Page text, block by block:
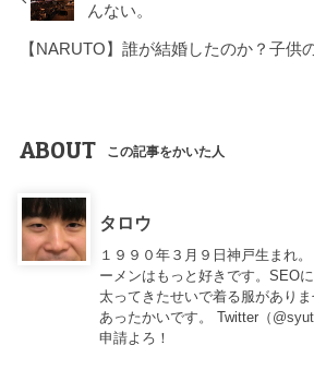
んない。
【NARUTO】誰が結婚したのか？子供
ABOUT この記事をかいた人
タロウ
１９９０年３月９日神戸生まれ
ーメンはもっと好きです。SEO
太ってきたせいで着る服があり
あったかいです。 Twitter（
申請よろ！